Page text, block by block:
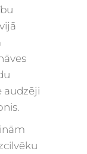
audzēji